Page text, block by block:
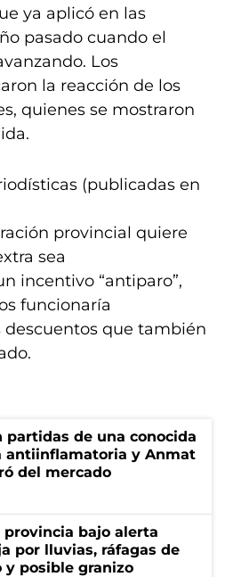
ya aplicó en las
pasado cuando el
Los
la reacción de los
quienes se mostraron
(publicadas en
provincial quiere
sea
incentivo “antiparo”,
funcionaría
que también
partidas de una conocida
antiinflamatoria y Anmat
del mercado
provincia bajo alerta
por lluvias, ráfagas de
y posible granizo